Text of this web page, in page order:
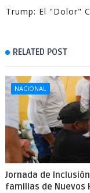
Trump: El "dolor"
RELATED POST
NACIONAL
Jornada de
familias de Nuevos